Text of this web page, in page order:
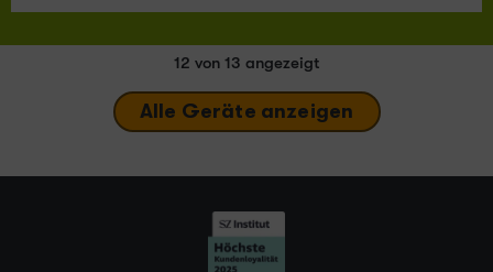
12 von 13 angezeigt
Alle Geräte anzeigen